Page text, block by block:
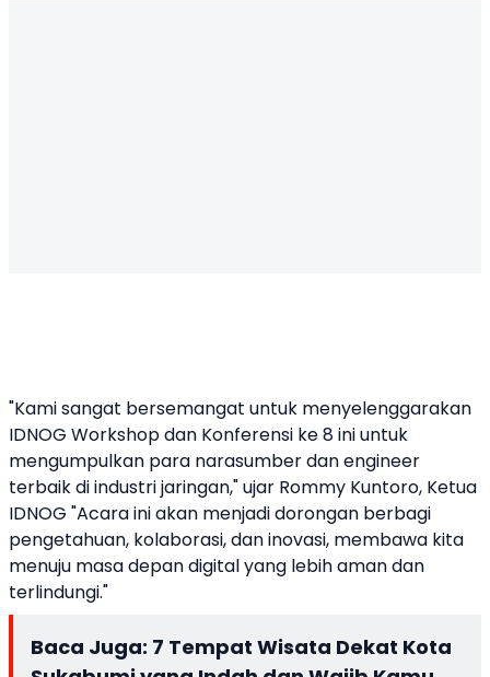
"Kami sangat bersemangat untuk menyelenggarakan
IDNOG Workshop dan Konferensi ke 8 ini untuk
mengumpulkan para narasumber dan engineer
terbaik di industri jaringan," ujar Rommy Kuntoro, Ketua
IDNOG "Acara ini akan menjadi dorongan berbagi
pengetahuan, kolaborasi, dan inovasi, membawa kita
menuju masa depan digital yang lebih aman dan
terlindungi."
Baca Juga: 7 Tempat Wisata Dekat Kota